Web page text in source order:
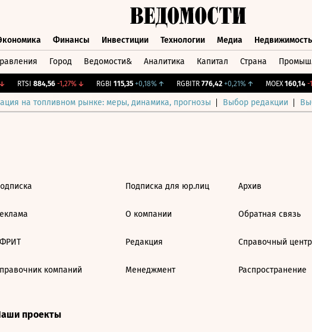
Финансы Инвестиции Технологии Медиа Недвижимость
Город Ведомости& Аналитика Капитал Страна
RTSI 884,56 -1,27%↓ RGBI 115,35 +0,18%↑ RGBITR 776,42 +0,21%↑ MOEX 160,14 -
на топливном рынке: меры, динамика, прогнозы Выбор редакции
компаний
Подписка для юр.лиц
О компании
Редакция
Менеджмент
Архив
Обратная связь
Справочный центр
Распространение
проекты